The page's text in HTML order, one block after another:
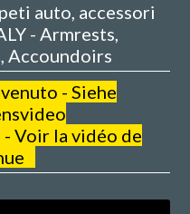
auto, accessori
- Armrests,
Accoundoirs
- Siehe
Voir la vidéo de